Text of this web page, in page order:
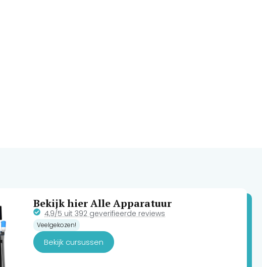
Bekijk hier Alle Apparatuur
4,9/5 uit 392 geverifieerde reviews
Veelgekozen!
Bekijk cursussen